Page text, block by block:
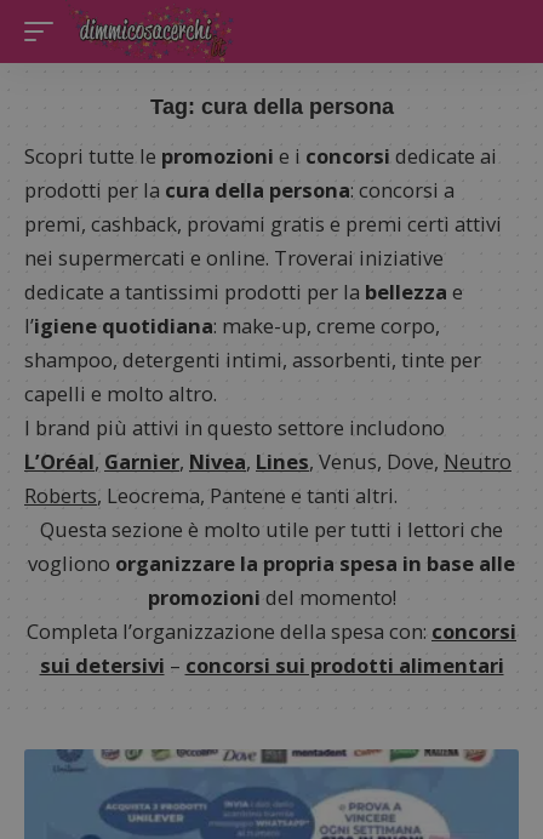
Tag: cura della persona
Scopri tutte le promozioni e i concorsi dedicate ai
prodotti per la cura della persona: concorsi a
premi, cashback, provami gratis e premi certi attivi
nei supermercati e online. Troverai iniziative
dedicate a tantissimi prodotti per la bellezza e
l’igiene quotidiana: make-up, creme corpo,
shampoo, detergenti intimi, assorbenti, tinte per
capelli e molto altro.
I brand più attivi in questo settore includono
L’Oréal, Garnier, Nivea, Lines, Venus, Dove, Neutro
Roberts, Leocrema, Pantene e tanti altri.
Questa sezione è molto utile per tutti i lettori che
vogliono organizzare la propria spesa in base alle
promozioni del momento!
Completa l’organizzazione della spesa con: concorsi
sui detersivi – concorsi sui prodotti alimentari